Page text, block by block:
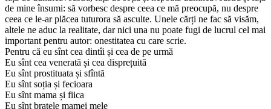
de mine însumi: să vorbesc despre ceea ce mă preocupă, nu despre
ceea ce le-ar plăcea tuturora să asculte. Unele cărți ne fac să visăm,
altele ne aduc la realitate, dar nici una nu poate fugi de lucrul cel mai
important pentru autor: onestitatea cu care scrie.
Pentru că eu sînt cea dintîi și cea de pe urmă
Eu sînt cea venerată și cea disprețuită
Eu sînt prostituata și sfîntă
Eu sînt soția și fecioara
Eu sînt mama și fiica
Eu sînt brațele mamei mele